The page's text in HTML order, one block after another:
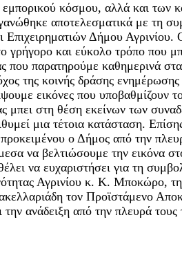
κόσμου, αλλά και των
αποτελεσματικά με τη
Δήμου Αγρινίου.
και εύκολο τρόπο που
που παρατηρούμε καθημερινά
της κοινής δράσης ενημέρωσης
εικόνες που υποβαθμίζουν
μπει στη θέση εκείνων των
μια τέτοια κατάσταση.
ο Δήμος από την
να βελτιώσουμε την εικόνα
να ευχαριστήσει για τη
Αγρινίου κ. Κ. Μποκώρο,
τον Προϊστάμενο
ανάδειξη από την πλευρά τους